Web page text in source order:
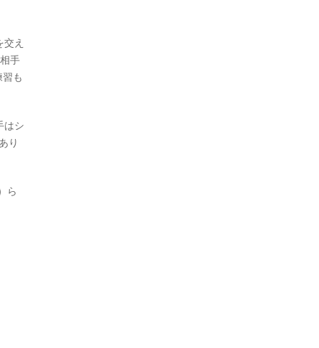
え
手
も
はシ
り
ら